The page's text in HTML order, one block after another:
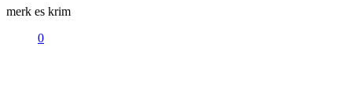
merk es krim
0